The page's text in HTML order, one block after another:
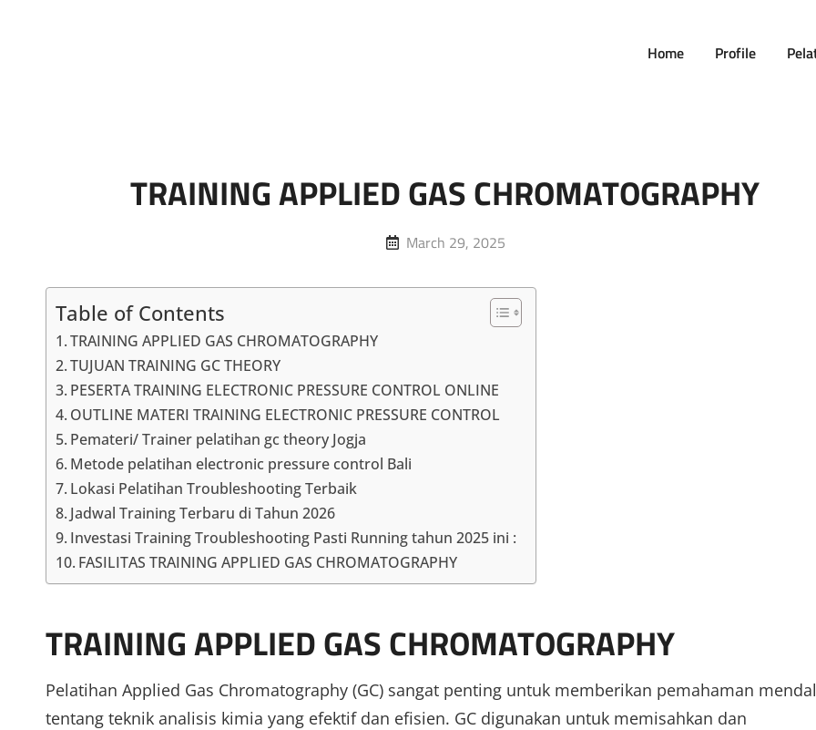
Home Profile
TRAINING APPLIED GAS CHROMATOGRAPHY
Posted
March 29, 2025
Table of Contents
TRAINING APPLIED GAS CHROMATOGRAPHY
TUJUAN TRAINING GC THEORY
PESERTA TRAINING ELECTRONIC PRESSURE CONTROL ONLINE
OUTLINE MATERI TRAINING ELECTRONIC PRESSURE CONTROL
Pemateri/ Trainer pelatihan gc theory Jogja
Metode pelatihan electronic pressure control Bali
Lokasi Pelatihan Troubleshooting Terbaik
Jadwal Training Terbaru di Tahun 2026
Investasi Training Troubleshooting Pasti Running tahun 2025 ini :
FASILITAS TRAINING APPLIED GAS CHROMATOGRAPHY
TRAINING APPLIED GAS CHROMATOGRAPHY
Pelatihan Applied Gas Chromatography (GC) sangat penting untuk memberikan pemahaman
tentang teknik analisis kimia yang efektif dan efisien. GC digunakan untuk memisahkan dan